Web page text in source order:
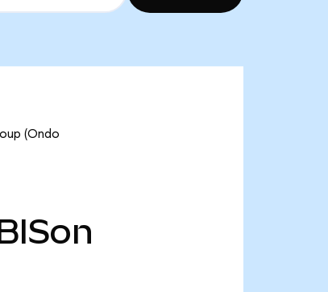
(Ondo